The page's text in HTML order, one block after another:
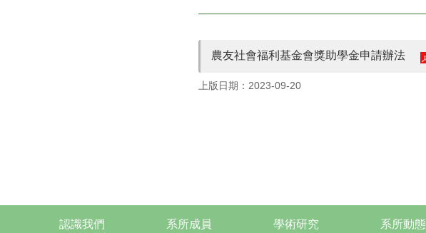
農友社會福利基金會獎助學金申請辦法
上版日期：2023-09-20
認識我們 系所成員 學術研究 系所動態